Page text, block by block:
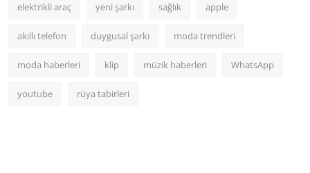
elektrikli araç yeni şarkı sağlık apple
akıllı telefon duygusal şarkı moda trendleri
moda haberleri klip müzik haberleri WhatsApp
youtube rüya tabirleri